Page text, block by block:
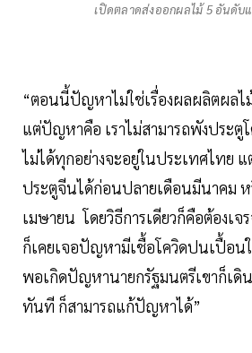
เปิดตลาดส่งออกผลไม้ 5 อันดับ
“ตอนนี้ปัญหาไม่ใช่เรื่องผลผลิตผลไ
แต่ปัญหาคือ เราไม่สามารถพังประตู
ไม่ได้ทุกอย่างจะอยู่ในประเทศไทย แ
ประตูจีนได้ก่อนปลายเดือนมีนาคม
เมษายน โดยวิธีการเดียวก็คือต้องเจ
ก็เคยเจอปัญหามีเชื้อโควิดปนเปื้อน
พอเกิดปัญหานายกรัฐมนตรีเขาก็เดิ
ทันที ก็สามารถแก้ปัญหาได้”